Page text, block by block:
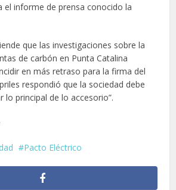
el informe de prensa conocido la
que las investigaciones sobre la
de carbón en Punta Catalina
en más retraso para la firma del
respondió que la sociedad debe
lo principal de lo accesorio”.
Pacto Eléctrico